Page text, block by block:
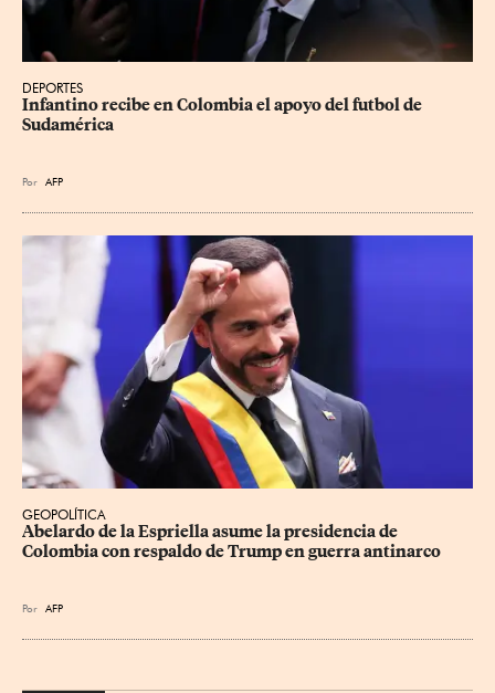
DEPORTES
Infantino recibe en Colombia el apoyo del futbol de
Sudamérica
Por AFP
GEOPOLÍTICA
Abelardo de la Espriella asume la presidencia de
Colombia con respaldo de Trump en guerra antinarco
Por AFP